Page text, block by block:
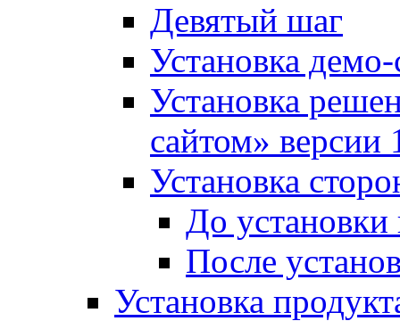
Девятый шаг
Установка
Установка
сайтом»
Установка
До установки
После
Установка